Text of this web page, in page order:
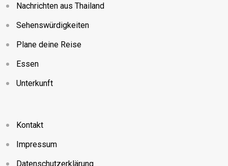
Nachrichten aus Thailand
Sehenswürdigkeiten
Plane deine Reise
Essen
Unterkunft
Kontakt
Impressum
Datenschutzerklärung